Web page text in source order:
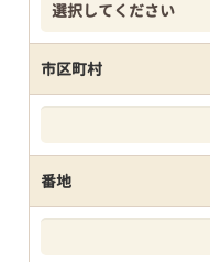
市区町村
番地